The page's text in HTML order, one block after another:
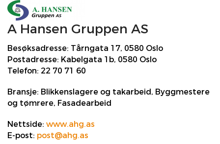
A Hansen Gruppen AS
Besøksadresse: Tårngata 17, 0580 Oslo
Postadresse: Kabelgata 1b, 0580 Oslo
Telefon: 22 70 71 60
Bransje: Blikkenslagere og takarbeid, Byggmestere
og tømrere, Fasadearbeid
Nettside: www.ahg.as
E-post: post@ahg.as